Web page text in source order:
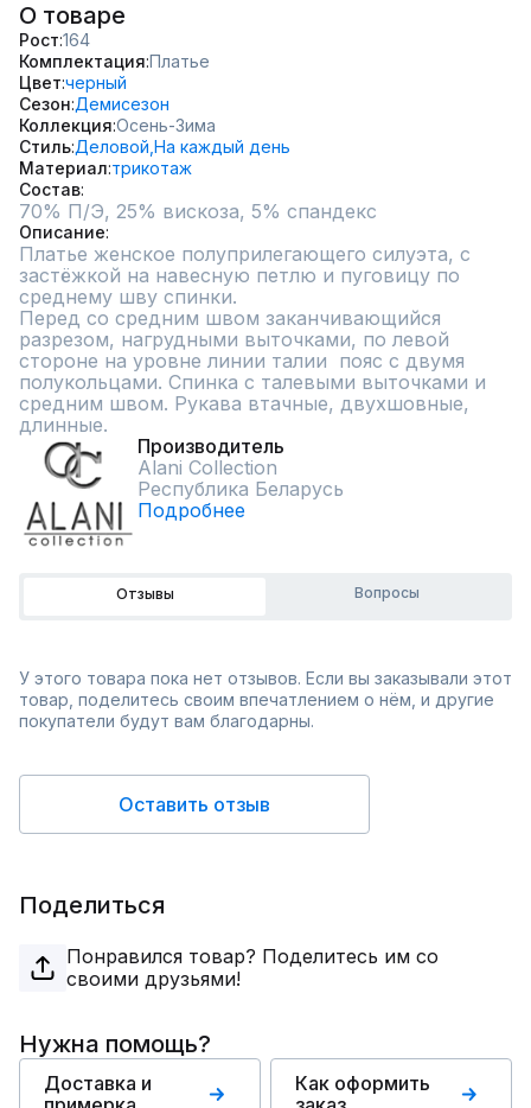
О товаре
Рост 164
Комплектация Платье
Цвет черный
Сезон Демисезон
Коллекция Осень-Зима
Стиль Деловой, На каждый день
Материал трикотаж
Состав
70% П/Э, 25% вискоза, 5% спандекс
Описание
Платье женское полуприлегающего силуэта, с
застёжкой на навесную петлю и пуговицу по
среднему шву спинки.
Перед со средним швом заканчивающийся
разрезом, нагрудными выточками, по левой
стороне на уровне линии талии  пояс с двумя
полукольцами. Спинка с талевыми выточками и
средним швом. Рукава втачные, двухшовные,
длинные.
Производитель
Alani Collection
Республика Беларусь
Подробнее
Отзывы Вопросы
У этого товара пока нет отзывов. Если вы заказывали этот
товар, поделитесь своим впечатлением о нём, и другие
покупатели будут вам благодарны.
Оставить отзыв
Поделиться
Понравился товар? Поделитесь им со
своими друзьями!
Нужна помощь?
Доставка и
Как оформить